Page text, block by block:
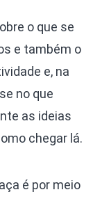
o que se
e também o
e, na
no que
as ideias
chegar lá.
é por meio